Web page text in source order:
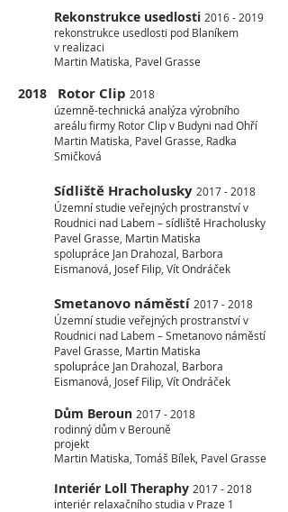
Rekonstrukce usedlosti 2016 - 2019
rekonstrukce usedlosti pod Blaníkem
v realizaci
Martin Matiska, Pavel Grasse
2018 Rotor Clip 2018
územně-technická analýza výrobního
areálu firmy Rotor Clip v Budyni nad Ohří
Martin Matiska, Pavel Grasse, Radka
Smičková
Sídliště Hracholusky 2017 - 2018
Územní studie veřejných prostranství v
Roudnici nad Labem – sídliště Hracholusky
Pavel Grasse, Martin Matiska
spolupráce Jan Drahozal, Barbora
Eismanová, Josef Filip, Vít Ondráček
Smetanovo náměstí 2017 - 2018
Územní studie veřejných prostranství v
Roudnici nad Labem – Smetanovo náměstí
Pavel Grasse, Martin Matiska
spolupráce Jan Drahozal, Barbora
Eismanová, Josef Filip, Vít Ondráček
Dům Beroun 2017 - 2018
rodinný dům v Berouně
projekt
Martin Matiska, Tomáš Bílek, Pavel Grasse
Interiér Loll Theraphy 2017 - 2018
interiér relaxačního studia v Praze 1